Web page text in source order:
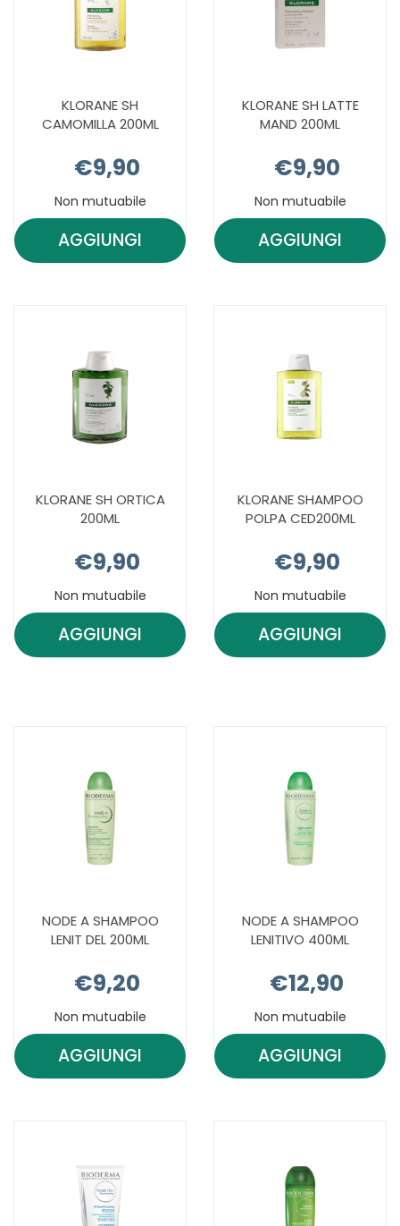
KLORANE SH
CAMOMILLA 200ML
€9,90
Non mutuabile
AGGIUNGIAGGIUNGI KLORANE
CARRELLO
KLORANE SH LATTE
MAND 200ML
€9,90
Non mutuabile
AGGIUNGIAGGIUNGI
200ML AL
CARRELLO
KLORANE SH ORTICA
200ML
€9,90
Non mutuabile
AGGIUNGIAGGIUNGI KLORANE
KLORANE SHAMPOO
POLPA CED200ML
€9,90
Non mutuabile
AGGIUNGIAGGIUNGI
NODE A SHAMPOO
LENIT DEL 200ML
€9,20
Non mutuabile
AGGIUNGIAGGIUNGI NODE
DEL
200ML AL
CARRELLO
NODE A SHAMPOO
LENITIVO 400ML
€12,90
Non mutuabile
AGGIUNGIAGGIUNGI
400ML AL
CARRELLO